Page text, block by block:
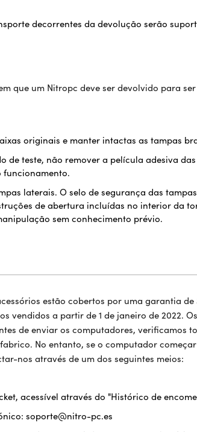
decorrentes da devolução serão
que um Nitropc deve ser devolvido para
originais e manter intactas as tampas
de teste, não remover a película adesiva
funcionamento.
laterais. O selo de segurança das
de abertura incluídas no interior da
sem conhecimento prévio.
estão cobertos por uma garantia
vendidos a partir de 1 de janeiro de 2022.
de enviar os computadores, verificamos
No entanto, se o computador
nos através de um dos seguintes meios:
acessível através do "Histórico de
soporte@nitro-pc.es